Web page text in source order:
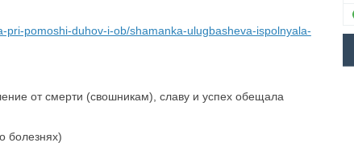
pomoshi-duhov-i-ob/shamanka-ulugbasheva-ispolnyala-
от смерти (свошникам), славу и успех обещала
болезнях)